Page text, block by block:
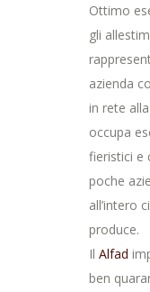
Ottimo
gli
azienda
in rete
occupa
fieristici e
poche
all’intero
produce.
Il Alfad
ben